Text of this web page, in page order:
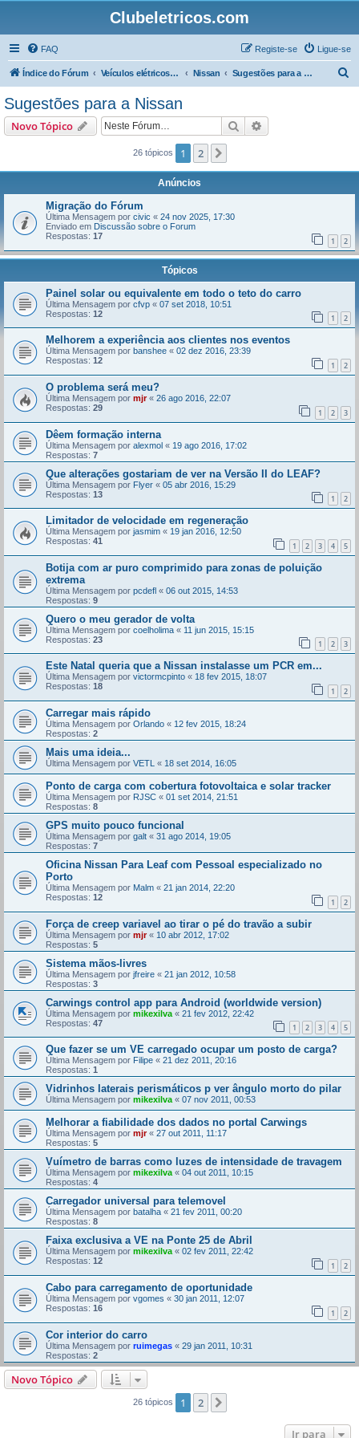
Clubeletricos.com
FAQ Ligue-se
Registe-se
Índice do Fórum Veículos elétricos e híbridos plug-in Nissan Sugestões para a Nissan
Sugestões para a Nissan
Novo Tópico Pesquisar
26 tópicos 1 2
Anúncios
Migração do Fórum
Última Mensagem por civic « 24 nov 2025, 17:30
Enviado em Discussão sobre o Forum
Respostas: 17 1 2
Tópicos
Painel solar ou equivalente em todo o teto do carro
Última Mensagem por cfvp « 07 set 2018, 10:51
Respostas: 12 1 2
Melhorem a experiência aos clientes nos eventos
Última Mensagem por banshee « 02 dez 2016, 23:39
Respostas: 12 1 2
O problema será meu?
Última Mensagem por mjr« 26 ago 2016, 22:07
Respostas: 29 1 2 3
Dêem formação interna
Última Mensagem por alexmol « 19 ago 2016, 17:02
Respostas: 7
Que alterações gostariam de ver na Versão II do LEAF?
Última Mensagem por Flyer « 05 abr 2016, 15:29
Respostas: 13 1 2
Limitador de velocidade em regeneração
Última Mensagem por jasmim « 19 jan 2016, 12:50
Respostas: 41 1 2 3 4 5
Botija com ar puro comprimido para zonas de poluição
extrema
Última Mensagem por pcdefl « 06 out 2015, 14:53
Respostas: 9
Quero o meu gerador de volta
Última Mensagem por coelholima « 11 jun 2015, 15:15
Respostas: 23 1 2 3
Este Natal queria que a Nissan instalasse um PCR em...
Última Mensagem por victormcpinto « 18 fev 2015, 18:07
Respostas: 18 1 2
Carregar mais rápido
Última Mensagem por Orlando « 12 fev 2015, 18:24
Respostas: 2
Mais uma ideia...
Última Mensagem por VETL « 18 set 2014, 16:05
Ponto de carga com cobertura fotovoltaica e solar tracker
Última Mensagem por RJSC « 01 set 2014, 21:51
Respostas: 8
GPS muito pouco funcional
Última Mensagem por galt « 31 ago 2014, 19:05
Respostas: 7
Oficina Nissan Para Leaf com Pessoal especializado no
Porto
Última Mensagem por Malm « 21 jan 2014, 22:20
Respostas: 12 1 2
Força de creep variavel ao tirar o pé do travão a subir
Última Mensagem por mjr« 10 abr 2012, 17:02
Respostas: 5
Sistema mãos-livres
Última Mensagem por jfreire « 21 jan 2012, 10:58
Respostas: 3
Carwings control app para Android (worldwide version)
Última Mensagem por mikexilva « 21 fev 2012, 22:42
Respostas: 47 1 2 3 4 5
Que fazer se um VE carregado ocupar um posto de carga?
Última Mensagem por Filipe « 21 dez 2011, 20:16
Respostas: 1
Vidrinhos laterais perismáticos p ver ângulo morto do pilar
Última Mensagem por mikexilva« 07 nov 2011, 00:53
Melhorar a fiabilidade dos dados no portal Carwings
Última Mensagem por mjr« 27 out 2011, 11:17
Respostas: 5
Vuímetro de barras como luzes de intensidade de travagem
Última Mensagem por mikexilva« 04 out 2011, 10:15
Respostas: 4
Carregador universal para telemovel
Última Mensagem por batalha « 21 fev 2011, 00:20
Respostas: 8
Faixa exclusiva a VE na Ponte 25 de Abril
Última Mensagem por mikexilva« 02 fev 2011, 22:42
Respostas: 12 1 2
Cabo para carregamento de oportunidade
Última Mensagem por vgomes « 30 jan 2011, 12:07
Respostas: 16 1 2
Cor interior do carro
Última Mensagem por ruimegas « 29 jan 2011, 10:31
Respostas: 2
Novo Tópico
26 tópicos 1 2
Ir para